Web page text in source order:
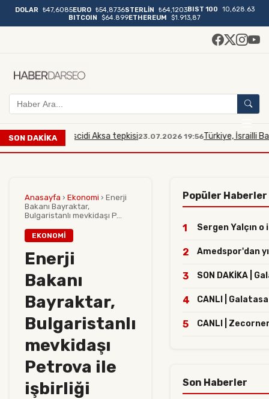
DOLAR ₺47,6085EURO ₺54,8736STERLİN ₺64,1203BIST 100
10,628.63
BITCOIN
$64.899ETHEREUM $1.913,87
SON DAKİKA
Mescidi Aksa tepkisi23.07.2026 19:56Türkiye, İsrailli Bakan'ın
Anasayfa › Ekonomi › Enerji
Bakanı Bayraktar,
Bulgaristanlı mevkidaşı P...
EKONOMI
Enerji
Bakanı
Bayraktar,
Bulgaristanlı
mevkidaşı
Petrova ile
işbirliği
Popüler Haberler
1 Sergen Yalçın
2 Amedspor'dan
3 SON DAKİKA |
4 CANLI |
5 CANLI |
Son Haberler